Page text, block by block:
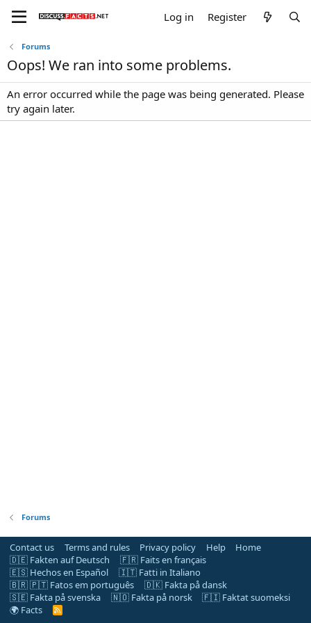
Log in Register
Forums
Oops! We ran into some problems.
An error occurred while the page was being generated. Please
try again later.
Forums
Contact us Terms and rules Privacy policy Help
Home
🇩🇪 Fakten auf Deutsch
🇫🇷 Faits en français
🇪🇸 Hechos en Español
🇮🇹 Fatti in Italiano
🇧🇷 🇵🇹 Fatos em português
🇩🇰 Fakta på dansk
🇸🇪 Fakta på svenska
🇳🇴 Fakta på norsk
🇫🇮 Faktat suomeksi
🌍 Facts
R